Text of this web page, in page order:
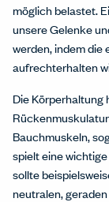
möglich belastet.
unsere Gelenke
werden, indem
aufrechterhalten
Die Körperhaltung
Bauchmuskeln,
spielt eine
sollte
neutralen,